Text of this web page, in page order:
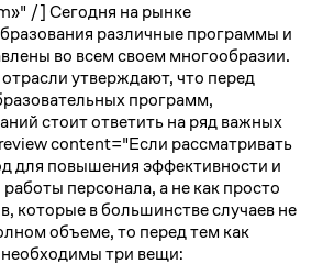
/] Сегодня на рынке
различные программы и
во всем своем многообразии.
утверждают, что перед
программ,
стоит ответить на ряд важных
content="Если рассматривать
для повышения эффективности и
персонала, а не как просто
которые в большинстве случаев не
объеме, то перед тем как
три вещи: